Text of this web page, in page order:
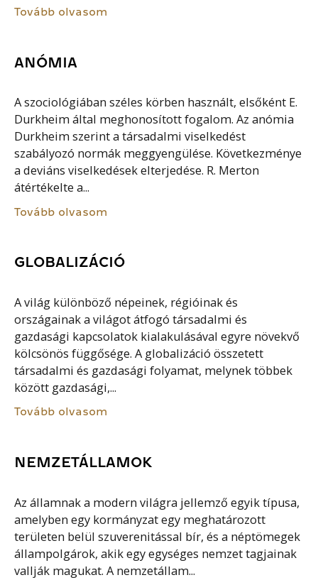
Tovább olvasom
ANÓMIA
A szociológiában széles körben használt, elsőként E.
Durkheim által meghonosított fogalom. Az anómia
Durkheim szerint a társadalmi viselkedést
szabályozó normák meggyengülése. Következménye
a deviáns viselkedések elterjedése. R. Merton
átértékelte a...
Tovább olvasom
GLOBALIZÁCIÓ
A világ különböző népeinek, régióinak és
országainak a világot átfogó társadalmi és
gazdasági kapcsolatok kialakulásával egyre növekvő
kölcsönös függősége. A globalizáció összetett
társadalmi és gazdasági folyamat, melynek többek
között gazdasági,...
Tovább olvasom
NEMZETÁLLAMOK
Az államnak a modern világra jellemző egyik típusa,
amelyben egy kormányzat egy meghatározott
területen belül szuverenitással bír, és a néptömegek
állampolgárok, akik egy egységes nemzet tagjainak
vallják magukat. A nemzetállam...